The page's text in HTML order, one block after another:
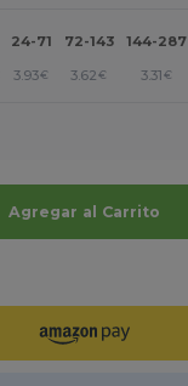
24-71 72-143 144-287
3.93€ 3.62 € 3.31€
Agregar al Carrito